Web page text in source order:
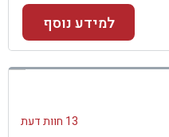
למידע נוסף
13 חוות דעת